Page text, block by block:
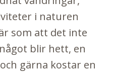
i naturen
som att det inte
blir hett, en
gärna kostar en